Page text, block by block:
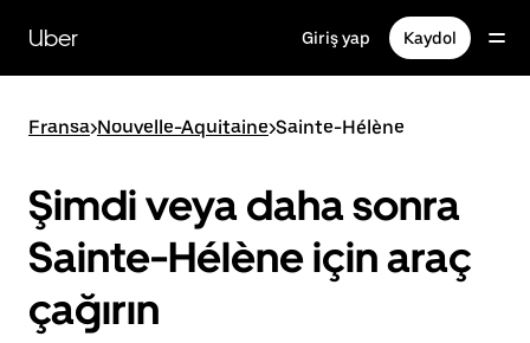
içeriğe
gidinUber Giriş yap Kaydol
Fransa>Nouvelle-Aquitaine>Sainte-Hélène
Şimdi veya daha sonra
Sainte-Hélène için araç
çağırın